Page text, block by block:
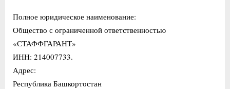
Полное юридическое наименование:
Общество с ограниченной ответственностью
«СТАФФГАРАНТ»
ИНН: 214007733.
Адрес:
Республика Башкортостан